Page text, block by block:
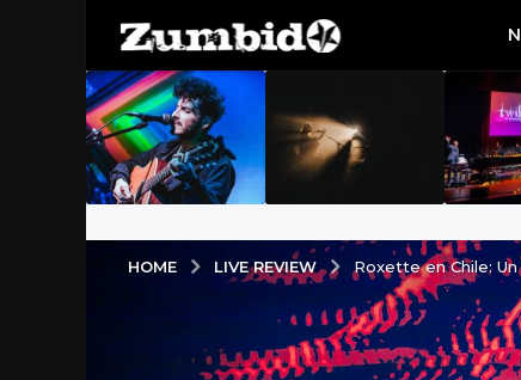
HOME LIVE REVIEW Roxette en Chile: